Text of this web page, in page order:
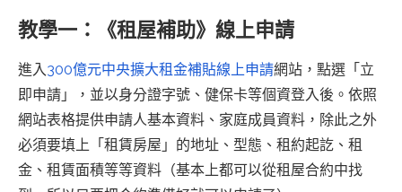
教學一：《租屋補助》線上申請
進入300億元中央擴大租金補貼線上申請網站，點選「立
即申請」，並以身分證字號、健保卡等個資登入後。依照
網站表格提供申請人基本資料、家庭成員資料，除此之外
必須要填上「租賃房屋」的地址、型態、租約起訖、租
金、租賃面積等等資料（基本上都可以從租屋合約中找